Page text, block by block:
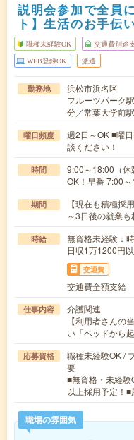
説明会参加で全員
ト】生活のお手伝
職種未経験OK 交通費別途
WEB登録OK 派遣
勤務地
浜松市浜名区
フルーツパーク
分／常葉大学前
曜日頻度
週2日～OK ■曜
談ください！
時間
9:00～18:00（休
OK！早番 7:00
期間
【現在も積極
～3日後の就業も
時給
無資格未経験
日収1万1200円
交通費
交通費全額支給
仕事内容
介護関連
【利用者さんの
い「ベッドから
応募資格
職種未経験OK /
要
■無資格・未経験
以上採用予定！
職場の雰囲気